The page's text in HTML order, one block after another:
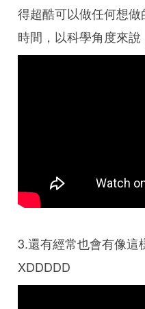
得超酷可以做任何想
時間，以科學角度來
3.還有經常也會有像這
XDDDDD